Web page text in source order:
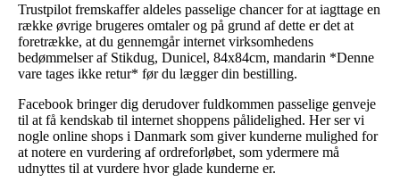
Trustpilot fremskaffer aldeles passelige chancer for at iagttage en
række øvrige brugeres omtaler og på grund af dette er det at
foretrække, at du gennemgår internet virksomhedens
bedømmelser af Stikdug, Dunicel, 84x84cm, mandarin *Denne
vare tages ikke retur* før du lægger din bestilling.
Facebook bringer dig derudover fuldkommen passelige genveje
til at få kendskab til internet shoppens pålidelighed. Her ser vi
nogle online shops i Danmark som giver kunderne mulighed for
at notere en vurdering af ordreforløbet, som ydermere må
udnyttes til at vurdere hvor glade kunderne er.